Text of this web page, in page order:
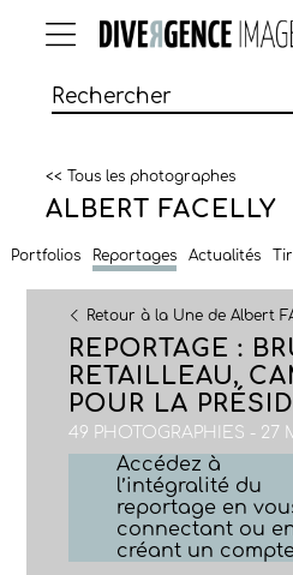
<< Tous les photographes
ALBERT FACELLY
Portfolios Reportages Actualités
Retour à la Une de Albert
REPORTAGE :
RETAILLEAU,
POUR LA
49 PHOTOGRAPHIES - 27
Accédez à
l’intégralité du
reportage en
connectant ou
créant un